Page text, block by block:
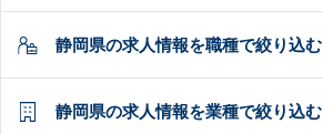
静岡県の求人情報を職種で絞り込む
静岡県の求人情報を業種で絞り込む